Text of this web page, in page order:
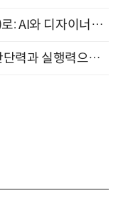
"인터페이스를 넘어 인텐트(intent)로: AI와 디자이너가 함께 만드는 공존의 UX" 강남역 (9/2)
“문서에 묻힌 지식을 꺼내, 회사의 판단력과 실행력으로 바꾸다” (8/20)